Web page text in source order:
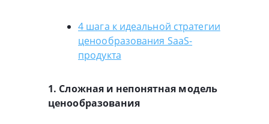
4 шага к идеальной стратегии
ценообразования SaaS-
продукта
1. Сложная и непонятная модель
ценообразования